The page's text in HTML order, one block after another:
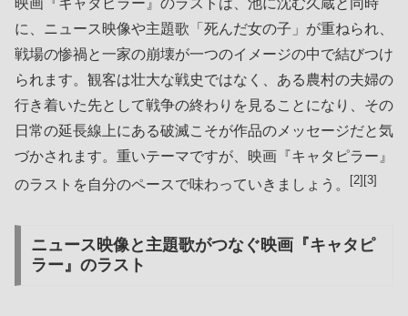
映画『キャタピラー』のラストは、池に沈む久蔵と同時
に、ニュース映像や主題歌「死んだ女の子」が重ねられ、
戦場の惨禍と一家の崩壊が一つのイメージの中で結びつけ
られます。観客は壮大な戦史ではなく、ある農村の夫婦の
行き着いた先として戦争の終わりを見ることになり、その
日常の延長線上にある破滅こそが作品のメッセージだと気
づかされます。重いテーマですが、映画『キャタピラー』
のラストを自分のペースで味わっていきましょう。
[2][3]
ニュース映像と主題歌がつなぐ映画『キャタピ
ラー』のラスト